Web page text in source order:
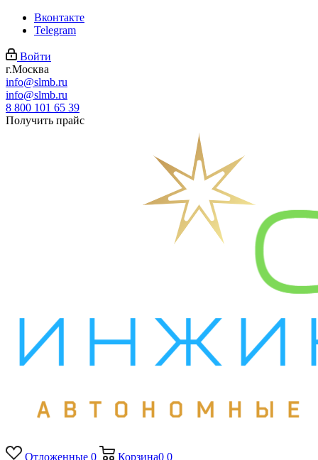
Вконтакте
Telegram
Войти
г.Москва
info@slmb.ru
info@slmb.ru
8 800 101 65 39
Получить прайс
Отложенные 0 Корзина0 0